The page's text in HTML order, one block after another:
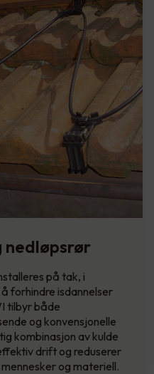
nedløpsrør
på tak, i
forhindre isdannelser
tilbyr både
og konvensjonelle
kombinasjon av kulde
drift og reduserer
og materiell.